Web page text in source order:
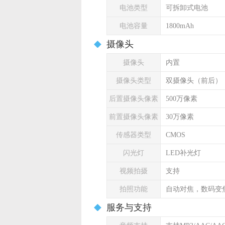
电池类型 可拆卸式电池
电池容量 1800mAh
摄像头
摄像头 内置
摄像头类型 双摄像头（前后）
后置摄像头像素 500万像素
前置摄像头像素 30万像素
传感器类型 CMOS
闪光灯 LED补光灯
视频拍摄 支持
拍照功能 自动对焦，数码变
服务与支持